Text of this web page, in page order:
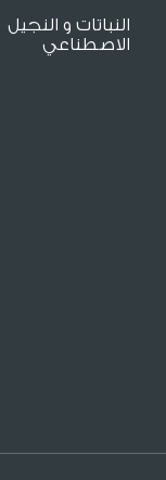
النباتات و النجيل
الاصطناعي